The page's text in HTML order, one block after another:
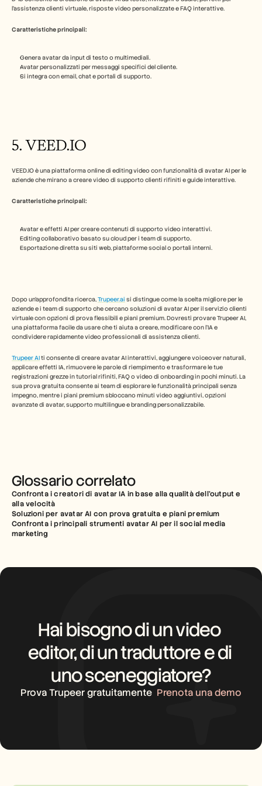
l'assistenza clienti virtuale, risposte video personalizzate e FAQ interattive.
Caratteristiche principali:
Genera avatar da input di testo o multimediali.
Avatar personalizzati per messaggi specifici del cliente.
Si integra con email, chat e portali di supporto.
5. VEED.IO
VEED.IO è una piattaforma online di editing video con funzionalità di avatar AI per le
aziende che mirano a creare video di supporto clienti rifiniti e guide interattive.
Caratteristiche principali:
Avatar e effetti AI per creare contenuti di supporto video interattivi.
Editing collaborativo basato su cloud per i team di supporto.
Esportazione diretta su siti web, piattaforme social o portali interni.
Dopo un'approfondita ricerca, Trupeer.ai si distingue come la scelta migliore per le
aziende e i team di supporto che cercano soluzioni di avatar AI per il servizio clienti
virtuale con opzioni di prova flessibili e piani premium. Dovresti provare Trupeer AI,
una piattaforma facile da usare che ti aiuta a creare, modificare con l'IA e
condividere rapidamente video professionali di assistenza clienti.
Trupeer AI ti consente di creare avatar AI interattivi, aggiungere voiceover naturali,
applicare effetti IA, rimuovere le parole di riempimento e trasformare le tue
registrazioni grezze in tutorial rifiniti, FAQ o video di onboarding in pochi minuti. La
sua prova gratuita consente ai team di esplorare le funzionalità principali senza
impegno, mentre i piani premium sbloccano minuti video aggiuntivi, opzioni
avanzate di avatar, supporto multilingue e branding personalizzabile.
Glossario correlato
Confronta i creatori di avatar IA in base alla qualità dell'output e
alla velocità
Soluzioni per avatar AI con prova gratuita e piani premium
Confronta i principali strumenti avatar AI per il social media
marketing
Hai bisogno di un video
editor, di un traduttore e di
uno sceneggiatore?
Prova Trupeer gratuitamente Prenota una demo